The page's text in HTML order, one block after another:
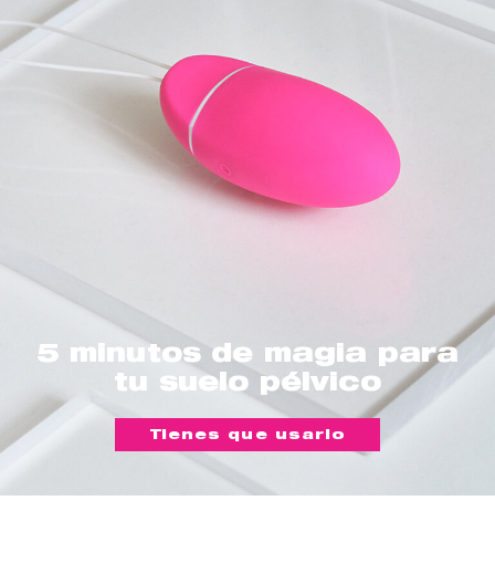
5 minutos de magia para
tu suelo pélvico
Tienes que usarlo